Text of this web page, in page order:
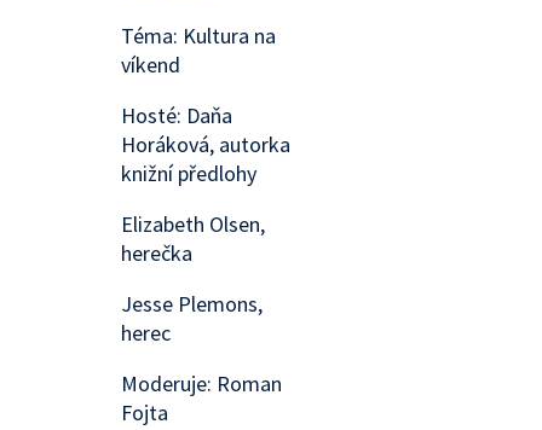
Téma: Kultura na
víkend
Hosté: Daňa
Horáková, autorka
knižní předlohy
Elizabeth Olsen,
herečka
Jesse Plemons,
herec
Moderuje: Roman
Fojta